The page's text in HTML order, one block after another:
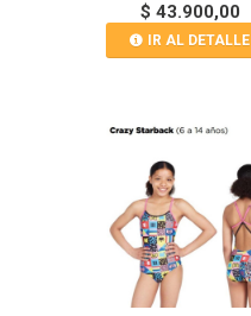
$ 43.900,00
IR AL DETALLE